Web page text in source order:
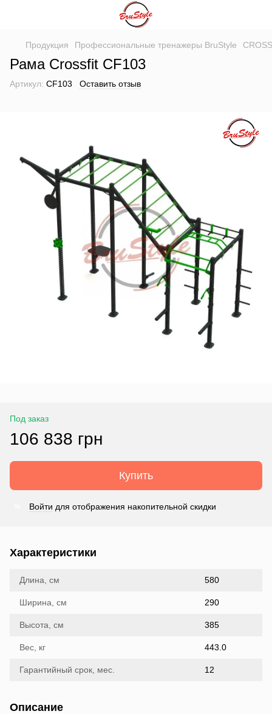
Продукция Профессиональные тренажеры BruStyle
Рама Crossfit CF103
Артикул: CF103 Оставить отзыв
Под заказ
106 838 грн
Купить
Войти для отображения накопительной скидки
Характеристики
Длина, см 580
Ширина, см 290
Высота, см 385
Вес, кг 443.0
Гарантийный срок, мес. 12
Описание